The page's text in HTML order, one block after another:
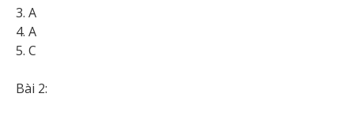
3. A
4. A
5. C
Bài 2: